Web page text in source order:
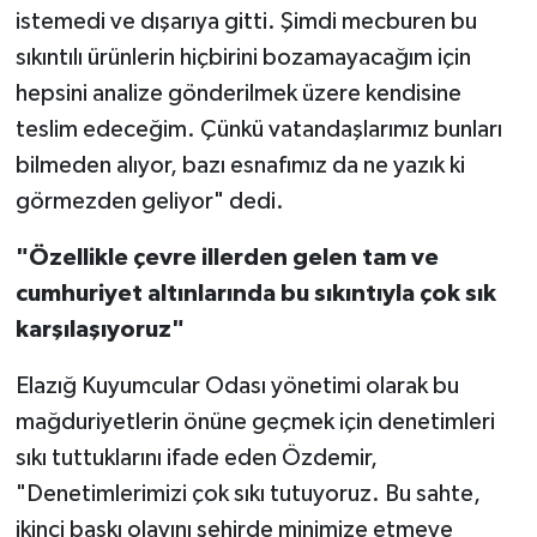
istemedi ve dışarıya gitti. Şimdi mecburen bu
sıkıntılı ürünlerin hiçbirini bozamayacağım için
hepsini analize gönderilmek üzere kendisine
teslim edeceğim. Çünkü vatandaşlarımız bunları
bilmeden alıyor, bazı esnafımız da ne yazık ki
görmezden geliyor" dedi.
"Özellikle çevre illerden gelen tam ve
cumhuriyet altınlarında bu sıkıntıyla çok sık
karşılaşıyoruz"
Elazığ Kuyumcular Odası yönetimi olarak bu
mağduriyetlerin önüne geçmek için denetimleri
sıkı tuttuklarını ifade eden Özdemir,
"Denetimlerimizi çok sıkı tutuyoruz. Bu sahte,
ikinci baskı olayını şehirde minimize etmeye